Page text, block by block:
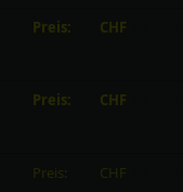
Preis: CHF
Preis: CHF
Preis: CHF